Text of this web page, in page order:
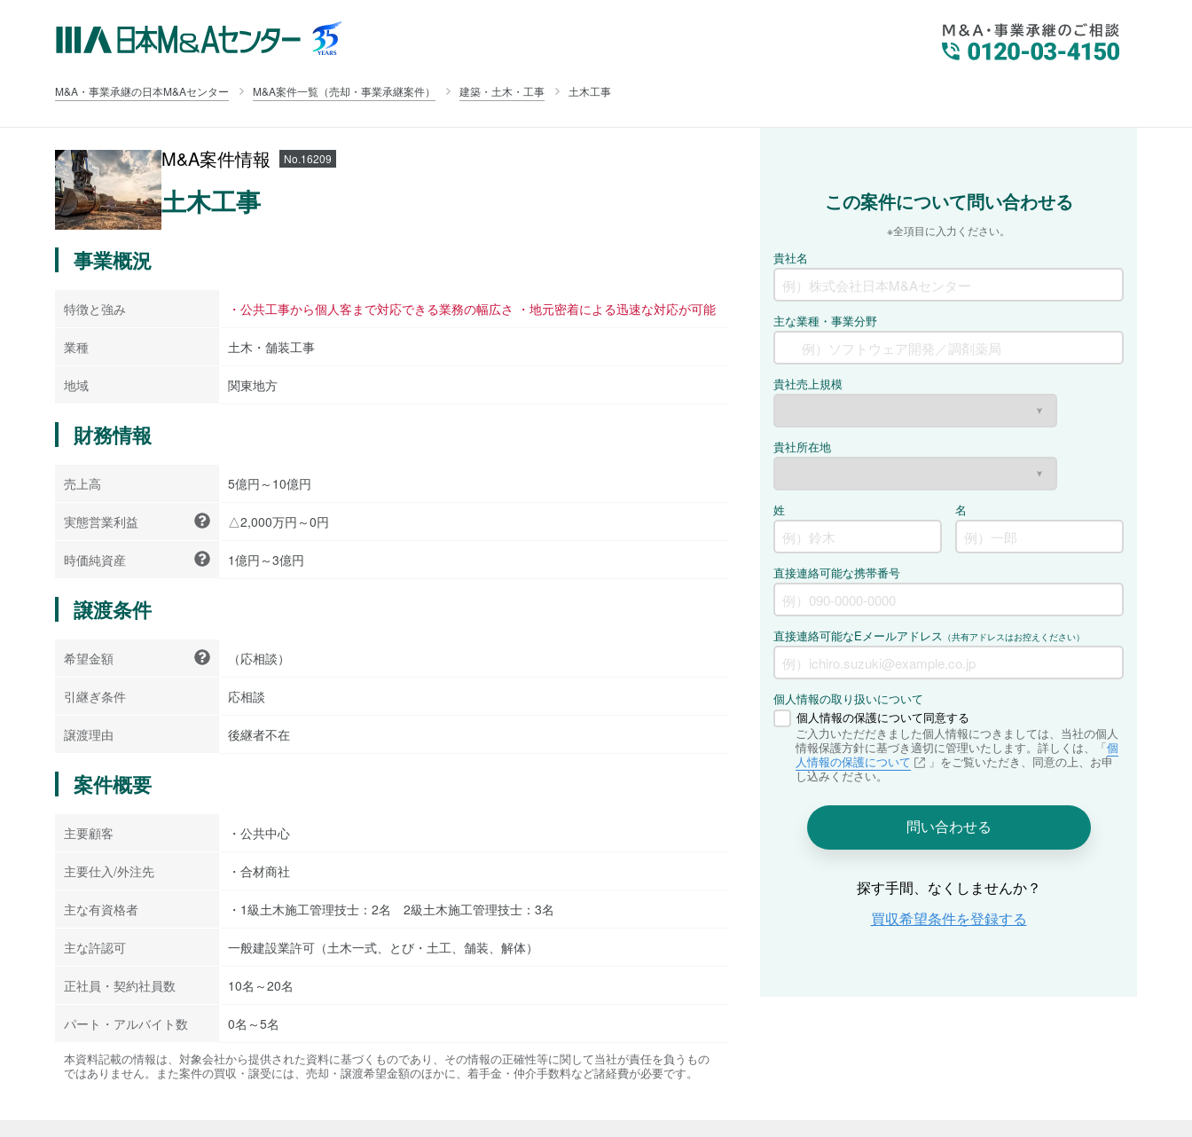
M&A・事業承継の日本M&Aセンター M&A案件一覧（売却・事業承継案件） 建築・土木・工事 土木工事
M&A案件情報 No.16209
土木工事
事業概況
特徴と強み ・公共工事から個人客まで対応できる業務の幅広さ ・地元密着による迅速な対応が可能
業種 土木・舗装工事
地域 関東地方
財務情報
売上高 5億円～10億円
実態営業利益 △2,000万円～0円
時価純資産 1億円～3億円
譲渡条件
希望金額 （応相談）
引継ぎ条件 応相談
譲渡理由 後継者不在
案件概要
主要顧客 ・公共中心
主要仕入/外注先 ・合材商社
主な有資格者 ・1級土木施工管理技士：2名 2級土木施工管理技士：3名
主な許認可 一般建設業許可（土木一式、とび・土工、舗装、解体）
正社員・契約社員数 10名～20名
パート・アルバイト数 0名～5名
本資料記載の情報は、対象会社から提供された資料に基づくものであり、その情報の正確性等に関して当社が責任を負うもの
ではありません。また案件の買収・譲受には、売却・譲渡希望金額のほかに、着手金・仲介手数料など諸経費が必要です。